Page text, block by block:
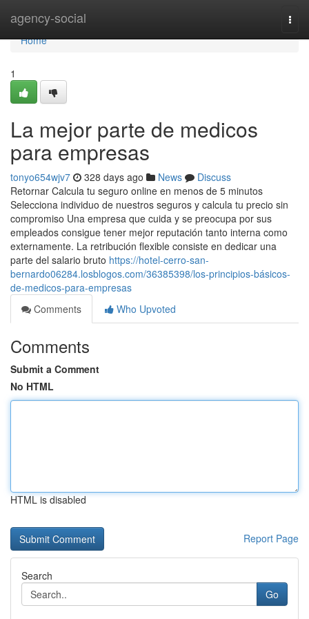
agency-social
Home
Home
1
La mejor parte de medicos
para empresas
tonyo654wjv7 328 days ago News
Discuss
Retornar Calcula tu seguro online en menos de 5 minutos
Selecciona individuo de nuestros seguros y calcula tu precio sin
compromiso Una empresa que cuida y se preocupa por sus
empleados consigue tener mejor reputación tanto interna como
externamente. La retribución flexible consiste en dedicar una
parte del salario bruto https://hotel-cerro-san-
bernardo06284.losblogos.com/36385398/los-principios-básicos-
de-medicos-para-empresas
Comments
Who Upvoted
Comments
Submit a Comment
No HTML
HTML is disabled
Report Page
Search
Go